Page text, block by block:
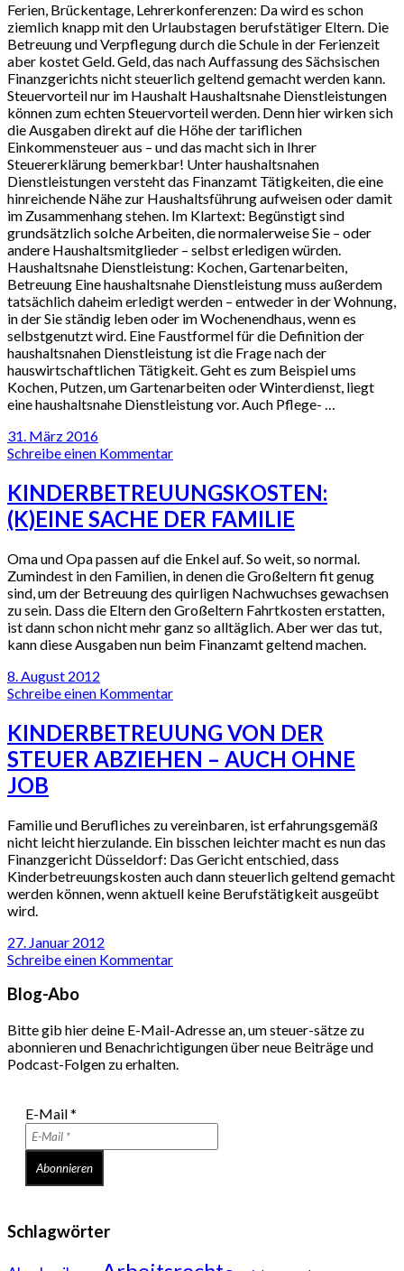
Ferien, Brückentage, Lehrerkonferenzen: Da wird es schon
ziemlich knapp mit den Urlaubstagen berufstätiger Eltern. Die
Betreuung und Verpflegung durch die Schule in der Ferienzeit
aber kostet Geld. Geld, das nach Auffassung des Sächsischen
Finanzgerichts nicht steuerlich geltend gemacht werden kann.
Steuervorteil nur im Haushalt Haushaltsnahe Dienstleistungen
können zum echten Steuervorteil werden. Denn hier wirken sich
die Ausgaben direkt auf die Höhe der tariflichen
Einkommensteuer aus – und das macht sich in Ihrer
Steuererklärung bemerkbar! Unter haushaltsnahen
Dienstleistungen versteht das Finanzamt Tätigkeiten, die eine
hinreichende Nähe zur Haushaltsführung aufweisen oder damit
im Zusammenhang stehen. Im Klartext: Begünstigt sind
grundsätzlich solche Arbeiten, die normalerweise Sie – oder
andere Haushaltsmitglieder – selbst erledigen würden.
Haushaltsnahe Dienstleistung: Kochen, Gartenarbeiten,
Betreuung Eine haushaltsnahe Dienstleistung muss außerdem
tatsächlich daheim erledigt werden – entweder in der Wohnung,
in der Sie ständig leben oder im Wochenendhaus, wenn es
selbstgenutzt wird. Eine Faustformel für die Definition der
haushaltsnahen Dienstleistung ist die Frage nach der
hauswirtschaftlichen Tätigkeit. Geht es zum Beispiel ums
Kochen, Putzen, um Gartenarbeiten oder Winterdienst, liegt
eine haushaltsnahe Dienstleistung vor. Auch Pflege- …
31. März 2016
Schreibe einen Kommentar
KINDERBETREUUNGSKOSTEN:
(K)EINE SACHE DER FAMILIE
Oma und Opa passen auf die Enkel auf. So weit, so normal.
Zumindest in den Familien, in denen die Großeltern fit genug
sind, um der Betreuung des quirligen Nachwuchses gewachsen
zu sein. Dass die Eltern den Großeltern Fahrtkosten erstatten,
ist dann schon nicht mehr ganz so alltäglich. Aber wer das tut,
kann diese Ausgaben nun beim Finanzamt geltend machen.
8. August 2012
Schreibe einen Kommentar
KINDERBETREUUNG VON DER
STEUER ABZIEHEN – AUCH OHNE
JOB
Familie und Berufliches zu vereinbaren, ist erfahrungsgemäß
nicht leicht hierzulande. Ein bisschen leichter macht es nun das
Finanzgericht Düsseldorf: Das Gericht entschied, dass
Kinderbetreuungskosten auch dann steuerlich geltend gemacht
werden können, wenn aktuell keine Berufstätigkeit ausgeübt
wird.
27. Januar 2012
Schreibe einen Kommentar
Blog-Abo
Bitte gib hier deine E-Mail-Adresse an, um steuer-sätze zu
abonnieren und Benachrichtigungen über neue Beiträge und
Podcast-Folgen zu erhalten.
E-Mail*
Schlagwörter